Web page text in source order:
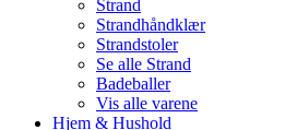
Strand
Strandhåndklær
Strandstoler
Se alle Strand
Badeballer
Vis alle varene
Hjem & Hushold